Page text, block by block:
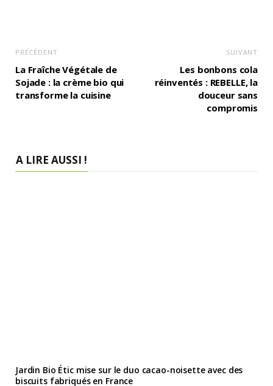
PRÉCÉDENT
La Fraîche Végétale de
Sojade : la crème bio qui
transforme la cuisine
SUIVANT
Les bonbons cola
réinventés : REBELLE, la
douceur sans
compromis
A LIRE AUSSI !
Jardin Bio Étic mise sur le duo cacao-noisette avec des
biscuits fabriqués en France